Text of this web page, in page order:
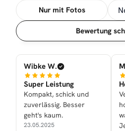
Nur mit Fotos
Sortierung
Bewertung
Wibke W.
Super Leistung
Kompakt, schick und
zuverlässig. Besser
geht's kaum.
23.05.2025